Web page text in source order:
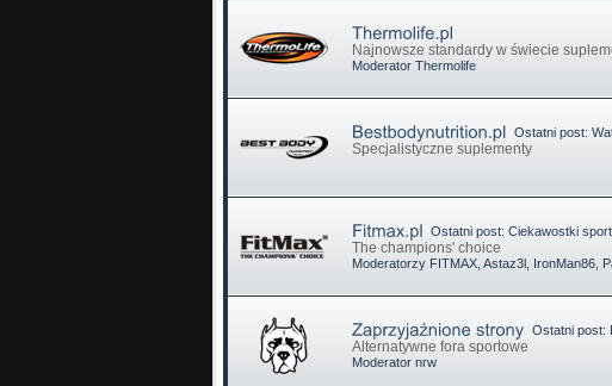
Najnowsze standardy w świecie
Moderator Thermolife
Ostatni post:
Specjalistyczne suplementy
Ostatni post: Ciekawostki
The champions' choice
Moderatorzy FITMAX Astaz3l IronMan86
Ostatni post:
Alternatywne fora sportowe
Moderator nrw